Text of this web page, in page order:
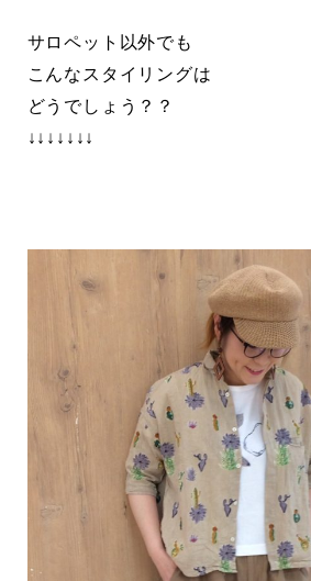
サロペット以外でも
こんなスタイリングは
どうでしょう？？
↓↓↓↓↓↓↓